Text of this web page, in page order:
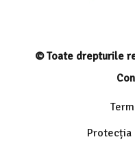
© Toate drepturile
Protecția